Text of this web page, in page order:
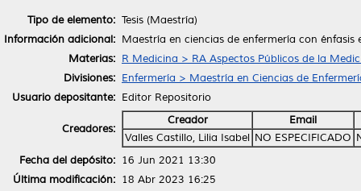
Tipo de elemento: Tesis (Maestría)
Información adicional: Maestría en ciencias de enfermería con énfasis
Materias: R Medicina > RA Aspectos Públicos de la
Divisiones: Enfermería > Maestría en Ciencias de
Usuario depositante: Editor Repositorio
Creadores:
Creador
Email
Valles Castillo, Lilia Isabel NO ESPECIFICADO
Fecha del depósito: 16 Jun 2021 13:30
Última modificación: 18 Abr 2023 16:25